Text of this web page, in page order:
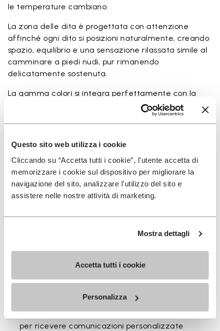
Questo sito web utilizza i cookie
Cliccando su “Accetta tutti i cookie”, l'utente accetta di
memorizzare i cookie sul dispositivo per migliorare la
navigazione del sito, analizzare l'utilizzo del sito e
assistere nelle nostre attività di marketing.
Mostra dettagli
Accetta tutti i cookie
Personalizza
le temperature cambiano.
La zona delle dita è progettata con attenzione
affinché ogni dito si posizioni naturalmente, creando
spazio, equilibrio e una sensazione rilassata simile al
camminare a piedi nudi, pur rimanendo
delicatamente sostenuta.
La gamma colori si integra perfettamente con la
palette stagionale delle calzature Vibram
FiveFingers in Ivory, Black, Lime e Fig, rendendo ogni
Disponibile in tre altezze per adattarsi al tuo ritmo
quotidiano.
Altezze dal bordo superiore al tallone: 17 CM
NOVITÀ
Informativa Privacy
di Vibram e
acconsento al trattamento dei miei dati personali
per ricevere comunicazioni personalizzate